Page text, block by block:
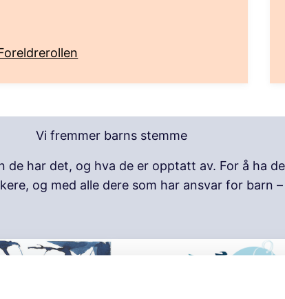
Vi fremmer barns stemme
de har det, og hva de er opptatt av. For å ha
og med alle dere som har ansvar for barn